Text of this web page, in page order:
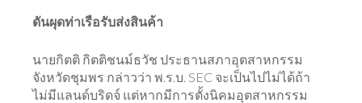
ดันผุดท่าเรือรับส่งสินค้า
นายกิตติ กิตติชนม์ธวัช ประธานสภาอุตสาหกรรม
จังหวัดชุมพร กล่าวว่า พ.ร.บ. SEC จะเป็นไปไม่ได้ถ้า
ไม่มีแลนด์บริดจ์ แต่หากมีการตั้งนิคมอุตสาหกรรม